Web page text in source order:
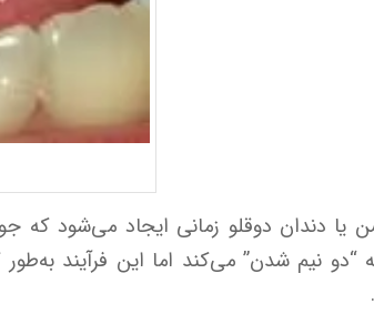
یا دندان دوقلو زمانی ایجاد می‌شود که
“دو نیم شدن” می‌کند اما این فرآیند